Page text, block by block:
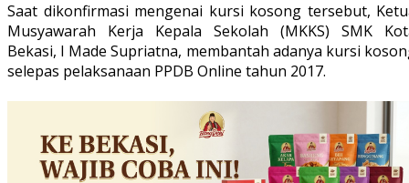
Saat dikonfirmasi mengenai kursi kosong tersebut,
Musyawarah Kerja Kepala Sekolah (MKKS) SMK
Bekasi, I Made Supriatna, membantah adanya kursi
selepas pelaksanaan PPDB Online tahun 2017.